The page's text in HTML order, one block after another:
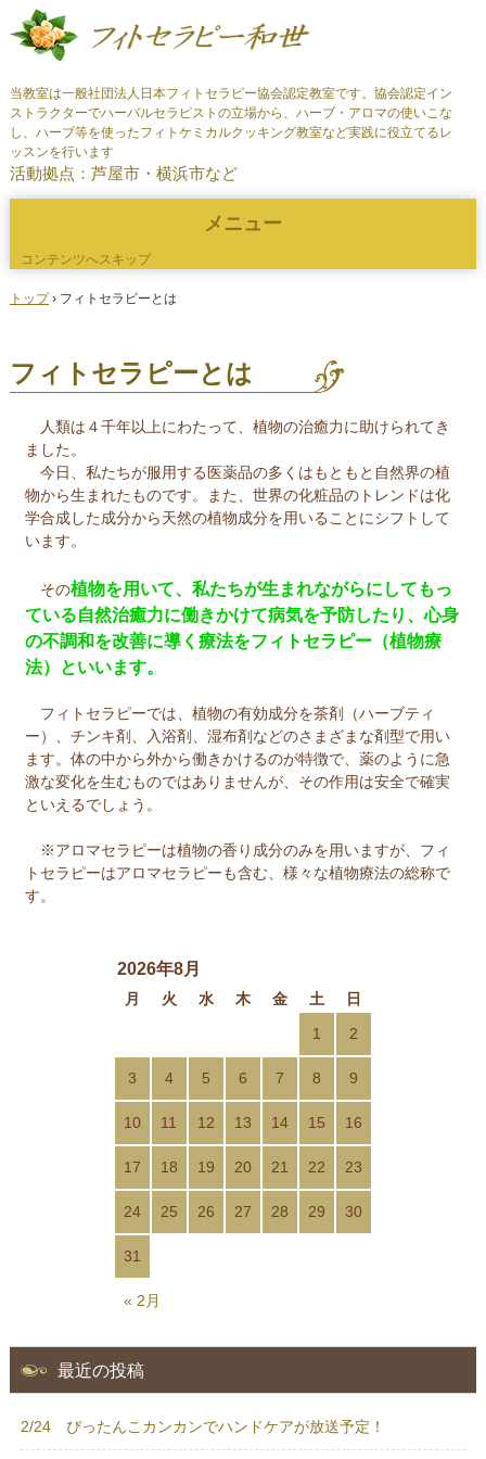
当教室は一般社団法人日本フィトセラピー協会認定教室です。協会認定イン
ストラクターでハーバルセラピストの立場から、ハーブ・アロマの使いこな
し、ハーブ等を使ったフィトケミカルクッキング教室など実践に役立てるレ
ッスンを行います
活動拠点：芦屋市・横浜市など
メニュー
コンテンツへスキップ
トップ › フィトセラピーとは
フィトセラピーとは
人類は４千年以上にわたって、植物の治癒力に助けられてき
ました。
今日、私たちが服用する医薬品の多くはもともと自然界の植
物から生まれたものです。また、世界の化粧品のトレンドは化
学合成した成分から天然の植物成分を用いることにシフトして
います。
その植物を用いて、私たちが生まれながらにしてもっ
ている自然治癒力に働きかけて病気を予防したり、心身
の不調和を改善に導く療法をフィトセラピー（植物療
法）といいます。
フィトセラピーでは、植物の有効成分を茶剤（ハーブティ
ー）、チンキ剤、入浴剤、湿布剤などのさまざまな剤型で用い
ます。体の中から外から働きかけるのが特徴で、薬のように急
激な変化を生むものではありませんが、その作用は安全で確実
といえるでしょう。
※アロマセラピーは植物の香り成分のみを用いますが、フィ
トセラピーはアロマセラピーも含む、様々な植物療法の総称で
す。
2026年8月
月 火 水 木 金 土 日
« 2月
1 2
3 4 5 6 7 8 9
10 11 12 13 14 15 16
17 18 19 20 21 22 23
24 25 26 27 28 29 30
31
最近の投稿
2/24 ぴったんこカンカンでハンドケアが放送予定！